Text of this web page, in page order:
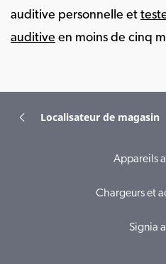
auditive personnelle et
auditive en moins de cinq
Localisateur de magasin
Appareils
Chargeurs et
Signia